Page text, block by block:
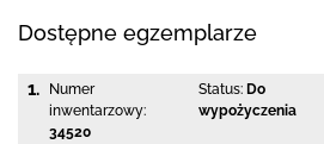
Dostępne egzemplarze
1.
Numer
inwentarzowy:
34520
Status: Do
wypożyczenia